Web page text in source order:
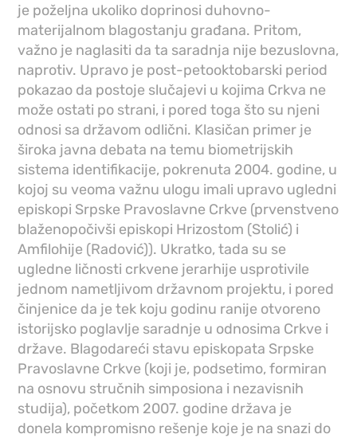
je poželjna ukoliko doprinosi duhovno-
materijalnom blagostanju građana. Pritom,
važno je naglasiti da ta saradnja nije bezuslovna,
naprotiv. Upravo je post-petooktobarski period
pokazao da postoje slučajevi u kojima Crkva ne
može ostati po strani, i pored toga što su njeni
odnosi sa državom odlični. Klasičan primer je
široka javna debata na temu biometrijskih
sistema identifikacije, pokrenuta 2004. godine, u
kojoj su veoma važnu ulogu imali upravo ugledni
episkopi Srpske Pravoslavne Crkve (prvenstveno
blaženopočivši episkopi Hrizostom (Stolić) i
Amfilohije (Radović)). Ukratko, tada su se
ugledne ličnosti crkvene jerarhije usprotivile
jednom nametljivom državnom projektu, i pored
činjenice da je tek koju godinu ranije otvoreno
istorijsko poglavlje saradnje u odnosima Crkve i
države. Blagodareći stavu episkopata Srpske
Pravoslavne Crkve (koji je, podsetimo, formiran
na osnovu stručnih simposiona i nezavisnih
studija), početkom 2007. godine država je
donela kompromisno rešenje koje je na snazi do